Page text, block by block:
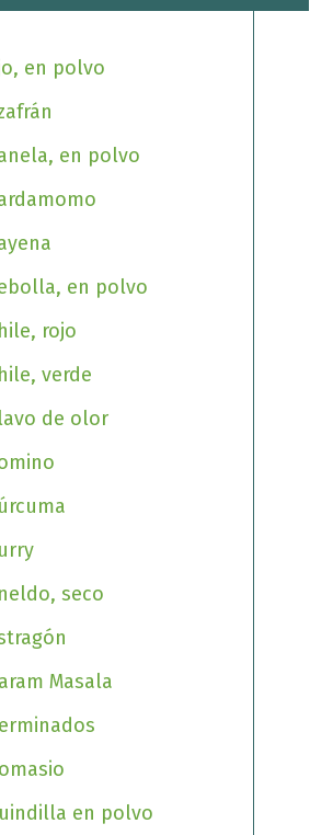
en polvo
en polvo
en polvo
rojo
verde
de olor
seco
Masala
en polvo